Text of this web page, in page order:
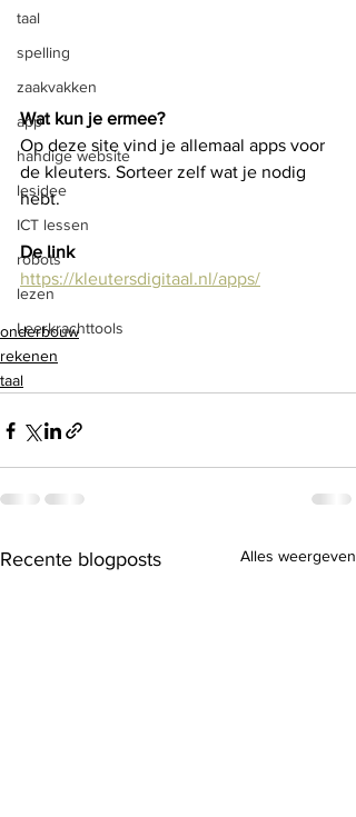
taal
spelling
zaakvakken
app
handige website
lesidee
ICT lessen
robots
lezen
Leerkrachttools
Wat kun je ermee?
Op deze site vind je allemaal apps voor
de kleuters. Sorteer zelf wat je nodig
hebt.
De link
https://kleutersdigitaal.nl/apps/
onderbouw
rekenen
taal
Recente blogposts Alles weergeven